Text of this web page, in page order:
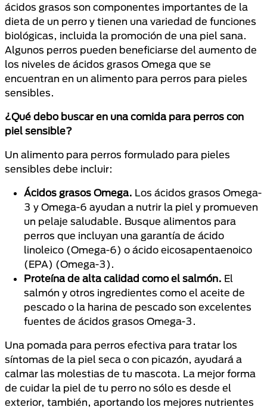
ácidos grasos son componentes importantes de la
dieta de un perro y tienen una variedad de funciones
biológicas, incluida la promoción de una piel sana.
Algunos perros pueden beneficiarse del aumento de
los niveles de ácidos grasos Omega que se
encuentran en un alimento para perros para pieles
sensibles.
¿Qué debo buscar en una comida para perros con
piel sensible?
Un alimento para perros formulado para pieles
sensibles debe incluir:
Ácidos grasos Omega. Los ácidos grasos Omega-
3 y Omega-6 ayudan a nutrir la piel y promueven
un pelaje saludable. Busque alimentos para
perros que incluyan una garantía de ácido
linoleico (Omega-6) o ácido eicosapentaenoico
(EPA) (Omega-3).
Proteína de alta calidad como el salmón. El
salmón y otros ingredientes como el aceite de
pescado o la harina de pescado son excelentes
fuentes de ácidos grasos Omega-3.
Una pomada para perros efectiva para tratar los
síntomas de la piel seca o con picazón, ayudará a
calmar las molestias de tu mascota. La mejor forma
de cuidar la piel de tu perro no sólo es desde el
exterior, también, aportando los mejores nutrientes